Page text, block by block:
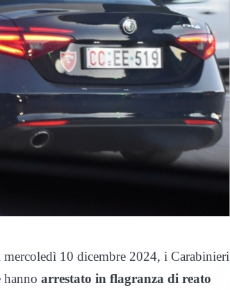
mercoledì 10 dicembre 2024, i Carabinieri
hanno arrestato in flagranza di reato